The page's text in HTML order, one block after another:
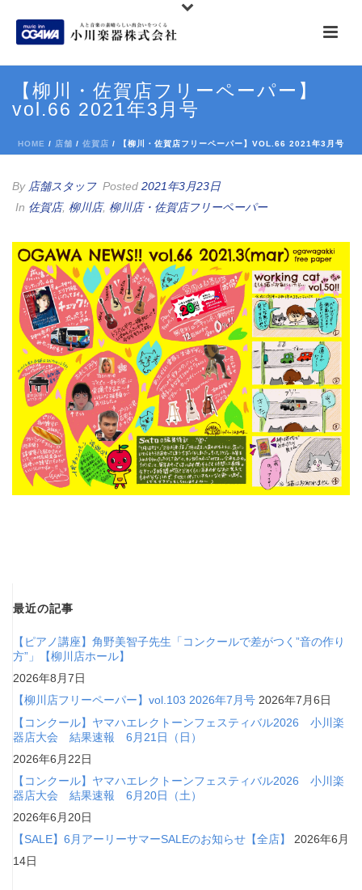
【柳川・佐賀店フリーペーパー】
vol.66 2021年3月号
HOME / 店舗 / 佐賀店 / 【柳川・佐賀店フリーペーパー】VOL.66 2021年3月号
By 店舗スタッフ Posted 2021年3月23日
In 佐賀店, 柳川店, 柳川店・佐賀店フリーペーパー
最近の記事
【ピアノ講座】角野美智子先生「コンクールで差がつく”音の作り
方”」【柳川店ホール】
2026年8月7日
【柳川店フリーペーパー】vol.103 2026年7月号 2026年7月6日
【コンクール】ヤマハエレクトーンフェスティバル2026 小川楽
器店大会 結果速報 6月21日（日）
2026年6月22日
【コンクール】ヤマハエレクトーンフェスティバル2026 小川楽
器店大会 結果速報 6月20日（土）
2026年6月20日
【SALE】6月アーリーサマーSALEのお知らせ【全店】
2026年6月
14日